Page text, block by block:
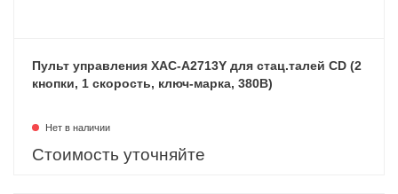
Пульт управления XAC-A2713Y для стац.талей CD (2
кнопки, 1 скорость, ключ-марка, 380В)
Нет в наличии
Стоимость уточняйте